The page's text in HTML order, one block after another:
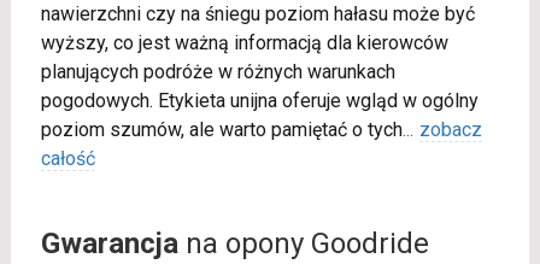
nawierzchni czy na śniegu poziom hałasu może być
wyższy, co jest ważną informacją dla kierowców
planujących podróże w różnych warunkach
pogodowych. Etykieta unijna oferuje wgląd w ogólny
poziom szumów, ale warto pamiętać o tych... zobacz
całość
Gwarancjana opony Goodride